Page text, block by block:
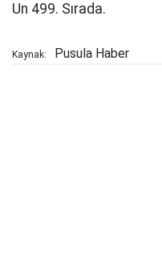
Un 499. Sırada.
Kaynak: Pusula Haber